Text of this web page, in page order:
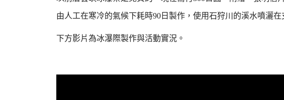
由人工在寒冷的氣候下耗時90日製作， 使用石狩川的溪水噴灑在
下方影片為冰瀑際製作與活動實況。